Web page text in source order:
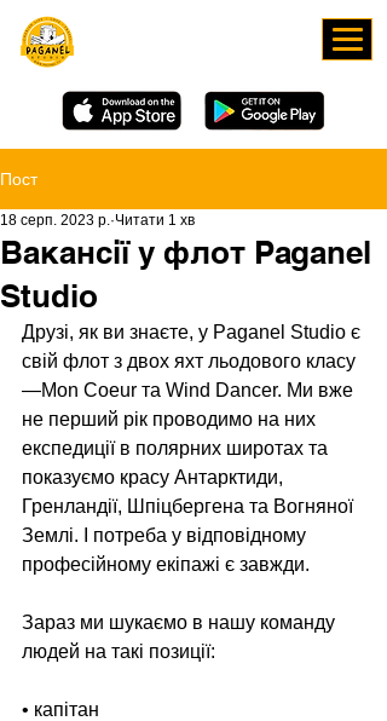
Пост
Вакансії у флот Paganel
Studio
18 серп. 2023 р. Читати 1 хв
Друзі, як ви знаєте, у Paganel Studio є
свій флот з двох яхт льодового класу
—Mon Coeur та Wind Dancer. Ми вже
не перший рік проводимо на них
експедиції в полярних широтах та
показуємо красу Антарктиди,
Гренландії, Шпіцбергена та Вогняної
Землі. І потреба у відповідному
професійному екіпажі є завжди.
Зараз ми шукаємо в нашу команду
людей на такі позиції:
• капітан